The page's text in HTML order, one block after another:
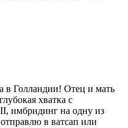
в Голландии! Отец и мать
хватка с
имбридинг на одну из
в ватсап или